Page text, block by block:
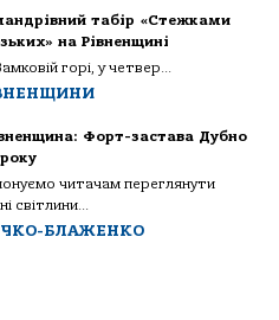
табір «Стежками
на Рівненщині
горі, у четвер...
Форт-застава Дубно
читачам переглянути
світлини...
БЛАЖЕНКО